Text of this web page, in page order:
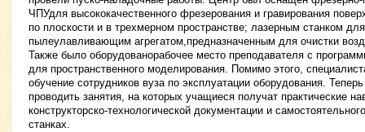
ЧПУдля высококачественного фрезерования и гравирования
по плоскости и в трехмерном пространстве; лазерным станком
пылеулавливающим агрегатом,предназначенным для очистки
Также было оборудованорабочее место преподавателя с
для пространственного моделирования. Помимо этого,
обучение сотрудников вуза по эксплуатации оборудования.
проводить занятия, на которых учащиеся получат практические
конструкторско-технологической документации и
станках.